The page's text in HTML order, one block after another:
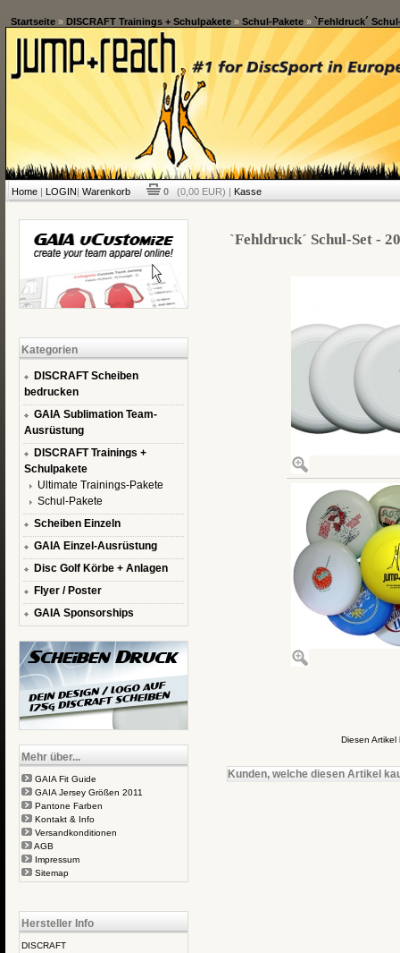
Startseite» DISCRAFT Trainings + Schulpakete» Schul-Pakete» `Fehldruck´
Home| LOGIN| Warenkorb 0 (0,00 EUR) | Kasse
Kategorien
DISCRAFT Scheiben
bedrucken
GAIA Sublimation Team-
Ausrüstung
DISCRAFT Trainings +
Schulpakete
Ultimate Trainings-Pakete
Schul-Pakete
Scheiben Einzeln
GAIA Einzel-Ausrüstung
Disc Golf Körbe + Anlagen
Flyer / Poster
GAIA Sponsorships
Mehr über...
GAIA Fit Guide
GAIA Jersey Größen 2011
Pantone Farben
Kontakt & Info
Versandkonditionen
AGB
Impressum
Sitemap
Hersteller Info
DISCRAFT
`Fehldruck´ Schul-Set -
Diesen
Kunden, welche diesen Artikel